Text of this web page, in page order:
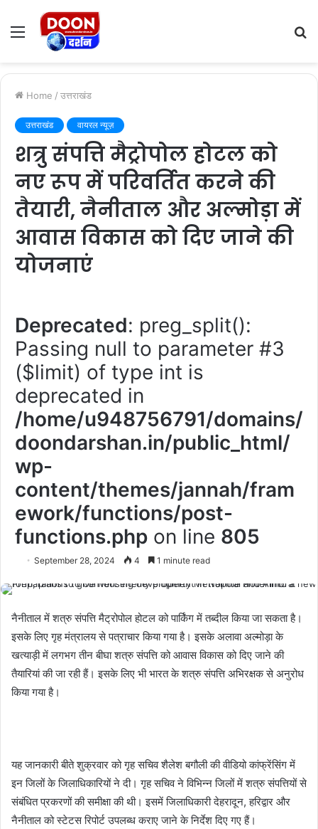
Menu
Home / उत्तराखंड
उत्तराखंड वायरल न्यूज़
शत्रु संपत्ति मैट्रोपोल होटल को
नए रूप में परिवर्तित करने की
तैयारी, नैनीताल और अल्मोड़ा में
आवास विकास को दिए जाने की
योजनाएं
Deprecated: preg_split():
Passing null to parameter #3
($limit) of type int is
deprecated in
/home/u948756791/domains/
doondarshan.in/public_html/
wp-
content/themes/jannah/fram
ework/functions/post-
functions.php on line 805
September 28, 2024 4 1 minute read
नैनीताल में शत्रु संपत्ति मैट्रोपोल होटल को पार्किंग में तब्दील किया जा सकता है।
इसके लिए गृह मंत्रालय से पत्राचार किया गया है। इसके अलावा अल्मोड़ा के
खत्याड़ी में लगभग तीन बीघा शत्रु संपत्ति को आवास विकास को दिए जाने की
तैयारियां की जा रही हैं। इसके लिए भी भारत के शत्रु संपत्ति अभिरक्षक से अनुरोध
किया गया है।
यह जानकारी बीते शुक्रवार को गृह सचिव शैलेश बगौली की वीडियो कांफ्रेंसिंग में
इन जिलों के जिलाधिकारियों ने दी। गृह सचिव ने विभिन्न जिलों में शत्रु संपत्तियों से
संबंधित प्रकरणों की समीक्षा की थी। इसमें जिलाधिकारी देहरादून, हरिद्वार और
नैनीताल को स्टेटस रिपोर्ट उपलब्ध कराए जाने के निर्देश दिए गए हैं।